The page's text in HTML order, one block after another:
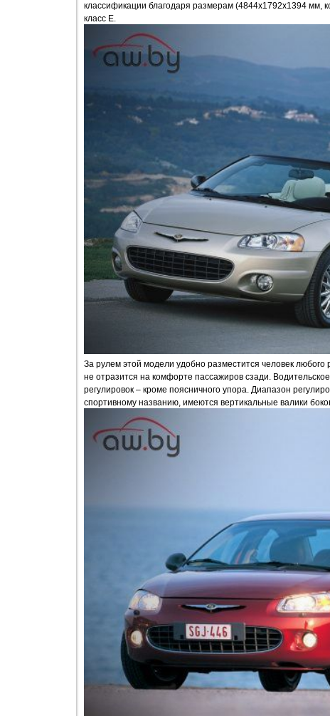
классификации благодаря размерам (4844х1792х1394 мм,
класс Е.
За рулем этой модели удобно разместится человек
не отразится на комфорте пассажиров сзади.
регулировок – кроме поясничного упора. Диапазон
спортивному названию, имеются вертикальные валики